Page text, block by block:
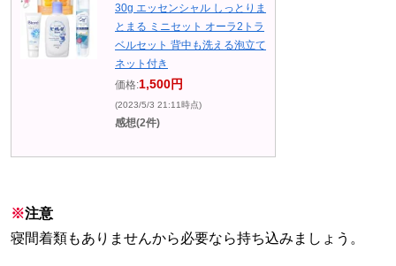
30g エッセンシャル しっとりま
とまる ミニセット オーラ2トラ
ベルセット 背中も洗える泡立て
ネット付き
価格:1,500円
(2023/5/3 21:11時点)
感想(2件)
※注意
寝間着類もありませんから必要なら持ち込みましょう。